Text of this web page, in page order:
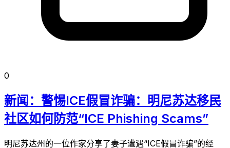
0
新闻：警惕ICE假冒诈骗：明尼苏达移民
社区如何防范“ICE Phishing Scams”
明尼苏达州的一位作家分享了妻子遭遇“ICE假冒诈骗”的经